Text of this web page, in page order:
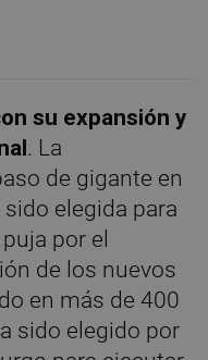
su expansión y
. La
de gigante en
elegida para
por el
de los nuevos
en más de 400
sido elegido por